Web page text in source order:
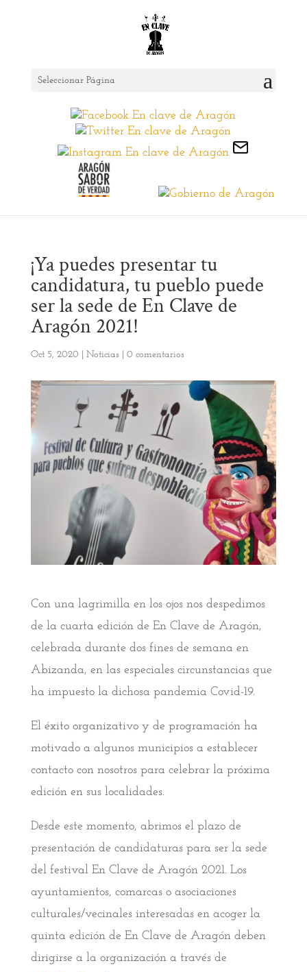
Seleccionar Página
¡Ya puedes presentar tu
candidatura, tu pueblo puede
ser la sede de En Clave de
Aragón 2021!
Oct 5, 2020 Noticias 0 comentarios
Con una lagrimilla en los ojos nos despedimos
de la cuarta edición de En Clave de Aragón,
celebrada durante dos fines de semana en
Abizanda, en las especiales circunstancias que
ha impuesto la dichosa pandemia Covid-19.
El éxito organizativo y de programación ha
motivado a algunos municipios a establecer
contacto con nosotros para celebrar la próxima
edición en sus localidades.
Desde este momento, abrimos el plazo de
presentación de candidaturas para ser la sede
del festival En Clave de Aragón 2021. Los
ayuntamientos, comarcas o asociaciones
culturales/vecinales interesadas en acoger la
quinta edición de En Clave de Aragón deben
dirigirse a la organización a través de